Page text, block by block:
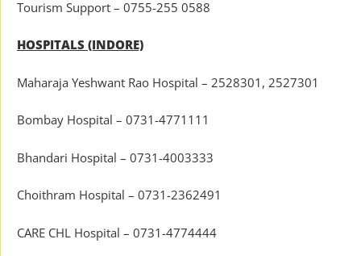
Tourism Support – 0755-255 0588
HOSPITALS (INDORE)
Maharaja Yeshwant Rao Hospital – 2528301, 2527301
Bombay Hospital – 0731-4771111
Bhandari Hospital – 0731-4003333
Choithram Hospital – 0731-2362491
CARE CHL Hospital – 0731-4774444